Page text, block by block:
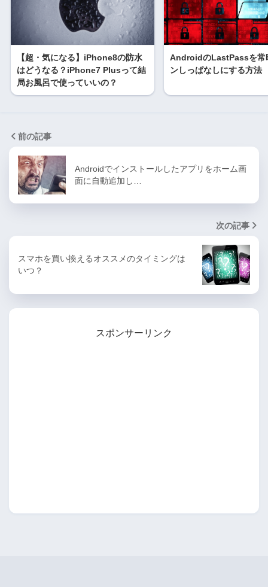
【超・気になる】iPhone8の防水
はどうなる？iPhone7 Plusって結
局お風呂で使っていいの？
AndroidのLastPassを常
ンしっぱなしにする方法
前の記事
Androidでインストールしたアプリをホーム画
面に自動追加し…
次の記事
スマホを買い換えるオススメのタイミングは
いつ？
スポンサーリンク